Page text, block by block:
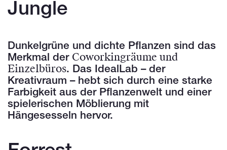
Jungle
Dunkelgrüne und dichte Pflanzen sind das
Merkmal der Coworkingräume und
Einzelbüros. Das IdealLab – der
Kreativraum – hebt sich durch eine starke
Farbigkeit aus der Pflanzenwelt und einer
spielerischen Möblierung mit
Hängesesseln hervor.